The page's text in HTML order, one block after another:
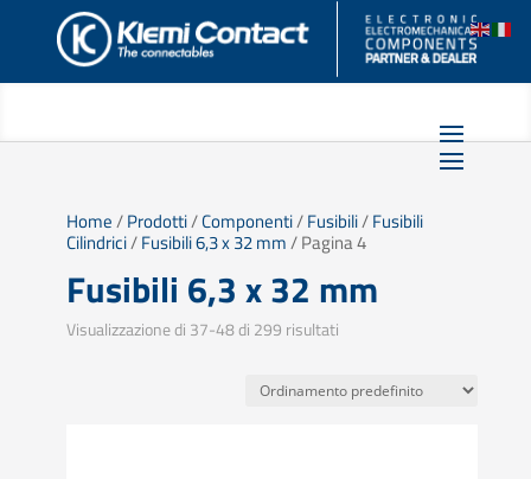
Home/Prodotti/Componenti/Fusibili/Fusibili
Cilindrici/Fusibili 6,3 x 32 mm/ Pagina 4
Fusibili 6,3 x 32 mm
Visualizzazione di 37-48 di 299 risultati